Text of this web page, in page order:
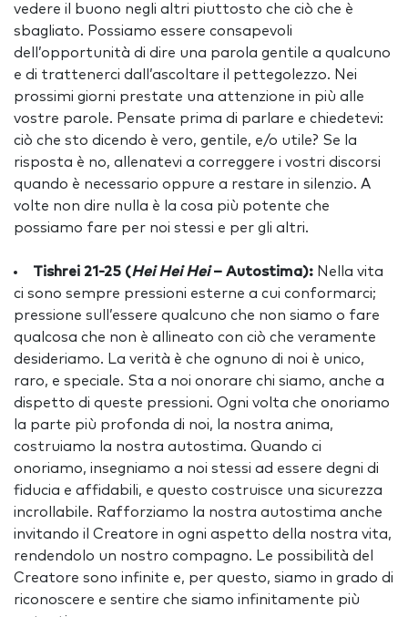
vedere il buono negli altri piuttosto che ciò che è
sbagliato. Possiamo essere consapevoli
dell’opportunità di dire una parola gentile a qualcuno
e di trattenerci dall’ascoltare il pettegolezzo. Nei
prossimi giorni prestate una attenzione in più alle
vostre parole. Pensate prima di parlare e chiedetevi:
ciò che sto dicendo è vero, gentile, e/o utile? Se la
risposta è no, allenatevi a correggere i vostri discorsi
quando è necessario oppure a restare in silenzio. A
volte non dire nulla è la cosa più potente che
possiamo fare per noi stessi e per gli altri.
Tishrei 21-25 (Hei Hei Hei– Autostima): Nella vita
ci sono sempre pressioni esterne a cui conformarci;
pressione sull’essere qualcuno che non siamo o fare
qualcosa che non è allineato con ciò che veramente
desideriamo. La verità è che ognuno di noi è unico,
raro, e speciale. Sta a noi onorare chi siamo, anche a
dispetto di queste pressioni. Ogni volta che onoriamo
la parte più profonda di noi, la nostra anima,
costruiamo la nostra autostima. Quando ci
onoriamo, insegniamo a noi stessi ad essere degni di
fiducia e affidabili, e questo costruisce una sicurezza
incrollabile. Rafforziamo la nostra autostima anche
invitando il Creatore in ogni aspetto della nostra vita,
rendendolo un nostro compagno. Le possibilità del
Creatore sono infinite e, per questo, siamo in grado di
riconoscere e sentire che siamo infinitamente più